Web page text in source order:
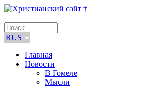
RUS
Главная
Новости
В Гомеле
Мысли